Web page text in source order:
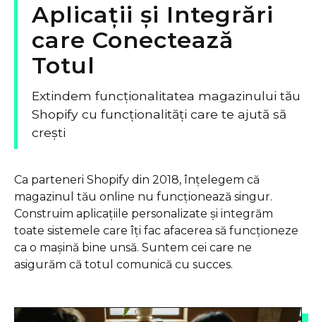
Aplicații și Integrări
care Conectează
Totul
Extindem funcționalitatea magazinului tău
Shopify cu funcționalități care te ajută să
crești
Ca parteneri Shopify din 2018, înțelegem că
magazinul tău online nu funcționează singur.
Construim aplicațiile personalizate și integrăm
toate sistemele care îți fac afacerea să funcționeze
ca o mașină bine unsă. Suntem cei care ne
asigurăm că totul comunică cu succes.